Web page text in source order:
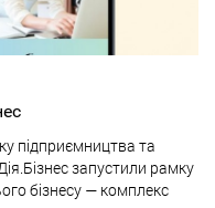
підприємництва та
запустили рамку
бізнесу — комплекс